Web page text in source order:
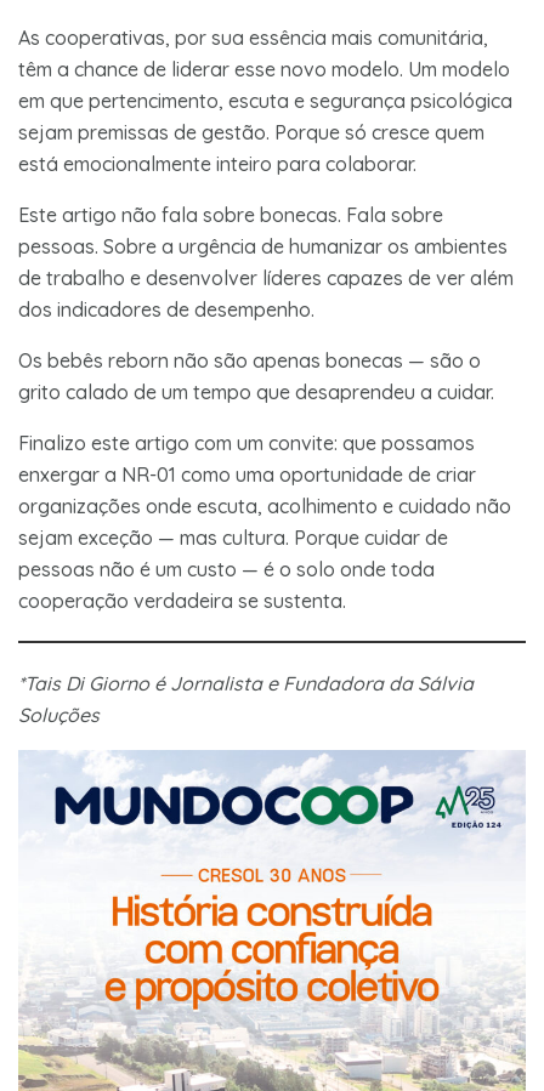
As cooperativas, por sua essência mais comunitária,
têm a chance de liderar esse novo modelo. Um modelo
em que pertencimento, escuta e segurança psicológica
sejam premissas de gestão. Porque só cresce quem
está emocionalmente inteiro para colaborar.
Este artigo não fala sobre bonecas. Fala sobre
pessoas. Sobre a urgência de humanizar os ambientes
de trabalho e desenvolver líderes capazes de ver além
dos indicadores de desempenho.
Os bebês reborn não são apenas bonecas — são o
grito calado de um tempo que desaprendeu a cuidar.
Finalizo este artigo com um convite: que possamos
enxergar a NR-01 como uma oportunidade de criar
organizações onde escuta, acolhimento e cuidado não
sejam exceção — mas cultura. Porque cuidar de
pessoas não é um custo — é o solo onde toda
cooperação verdadeira se sustenta.
*Tais Di Giorno é Jornalista e Fundadora da Sálvia
Soluções